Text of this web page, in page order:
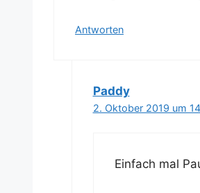
Antworten
Paddy
2. Oktober 2019 um
Ein­fach mal